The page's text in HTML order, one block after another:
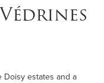
Doisy estates and a